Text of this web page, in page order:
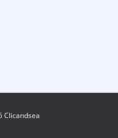
Clicandsea